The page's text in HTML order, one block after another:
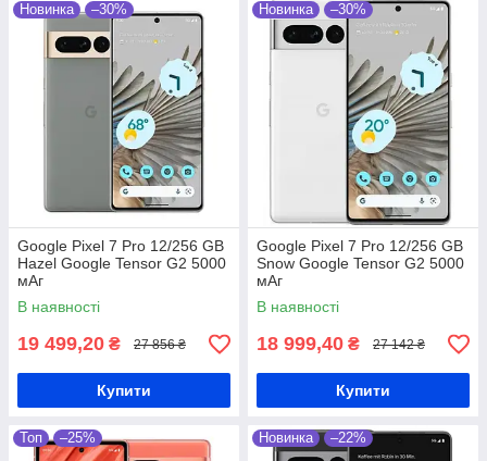
Новинка –30%
Google Pixel 7 Pro 12/256 GB
Hazel Google Tensor G2 5000
мАг
В наявності
19 499,20 ₴ 27 856 ₴
Купити
Новинка –30%
Google Pixel 7 Pro 12/256 GB
Snow Google Tensor G2 5000
мАг
В наявності
18 999,40 ₴ 27 142 ₴
Купити
Топ –25% Новинка –22%